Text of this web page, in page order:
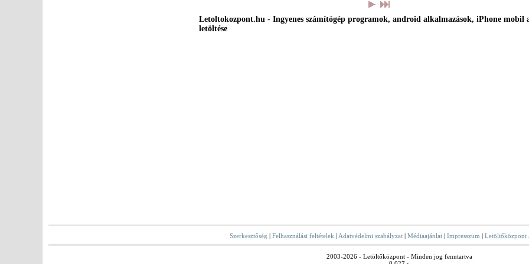
Letoltokozpont.hu - Ingyenes számítógép programok, android alkalmazások, iPhone mobil
letöltése
Szerkesztőség Felhasználási feltételek Adatvédelmi szabályzat| Médiaajánlat| Impresszum Letöltőközpont
2003-2026 - Letöltőközpont - Minden jog fenntartva